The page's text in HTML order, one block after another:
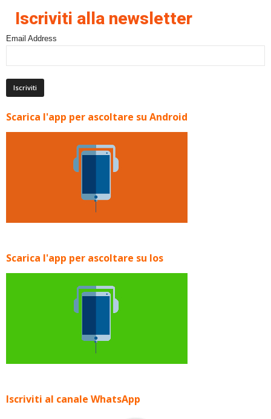
Iscriviti alla newsletter
Email Address
Scarica l'app per ascoltare su Android
Scarica l'app per ascoltare su Ios
Iscriviti al canale WhatsApp